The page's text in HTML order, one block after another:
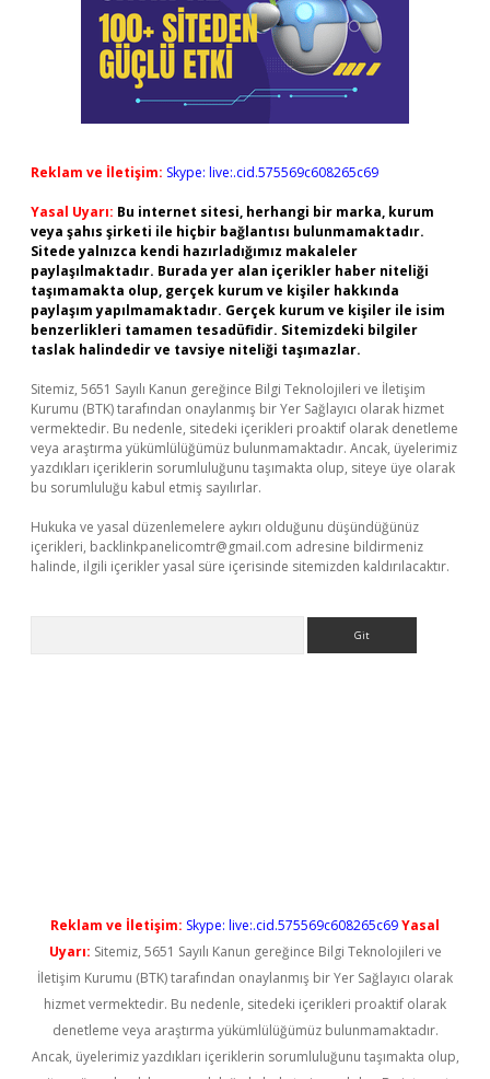
Reklam ve İletişim: Skype: live:.cid.575569c608265c69
Yasal Uyarı: Bu internet sitesi, herhangi bir marka, kurum
veya şahıs şirketi ile hiçbir bağlantısı bulunmamaktadır.
Sitede yalnızca kendi hazırladığımız makaleler
paylaşılmaktadır. Burada yer alan içerikler haber niteliği
taşımamakta olup, gerçek kurum ve kişiler hakkında
paylaşım yapılmamaktadır. Gerçek kurum ve kişiler ile isim
benzerlikleri tamamen tesadüfidir. Sitemizdeki bilgiler
taslak halindedir ve tavsiye niteliği taşımazlar.
Sitemiz, 5651 Sayılı Kanun gereğince Bilgi Teknolojileri ve İletişim
Kurumu (BTK) tarafından onaylanmış bir Yer Sağlayıcı olarak hizmet
vermektedir. Bu nedenle, sitedeki içerikleri proaktif olarak denetleme
veya araştırma yükümlülüğümüz bulunmamaktadır. Ancak, üyelerimiz
yazdıkları içeriklerin sorumluluğunu taşımakta olup, siteye üye olarak
bu sorumluluğu kabul etmiş sayılırlar.
Hukuka ve yasal düzenlemelere aykırı olduğunu düşündüğünüz
içerikleri, backlinkpanelicomtr@gmail.com adresine bildirmeniz
halinde, ilgili içerikler yasal süre içerisinde sitemizden kaldırılacaktır.
Reklam ve İletişim: Skype: live:.cid.575569c608265c69Yasal
Uyarı: Sitemiz, 5651 Sayılı Kanun gereğince Bilgi Teknolojileri ve
İletişim Kurumu (BTK) tarafından onaylanmış bir Yer Sağlayıcı olarak
hizmet vermektedir. Bu nedenle, sitedeki içerikleri proaktif olarak
denetleme veya araştırma yükümlülüğümüz bulunmamaktadır.
Ancak, üyelerimiz yazdıkları içeriklerin sorumluluğunu taşımakta olup,